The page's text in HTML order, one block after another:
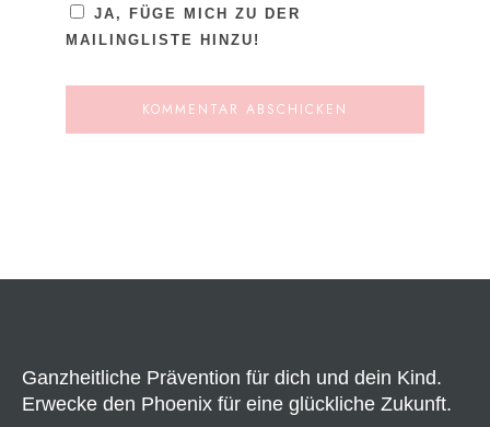
JA, FÜGE MICH ZU DER
MAILINGLISTE HINZU!
Ganzheitliche Prävention für dich und dein Kind.
Erwecke den Phoenix für eine glückliche Zukunft.